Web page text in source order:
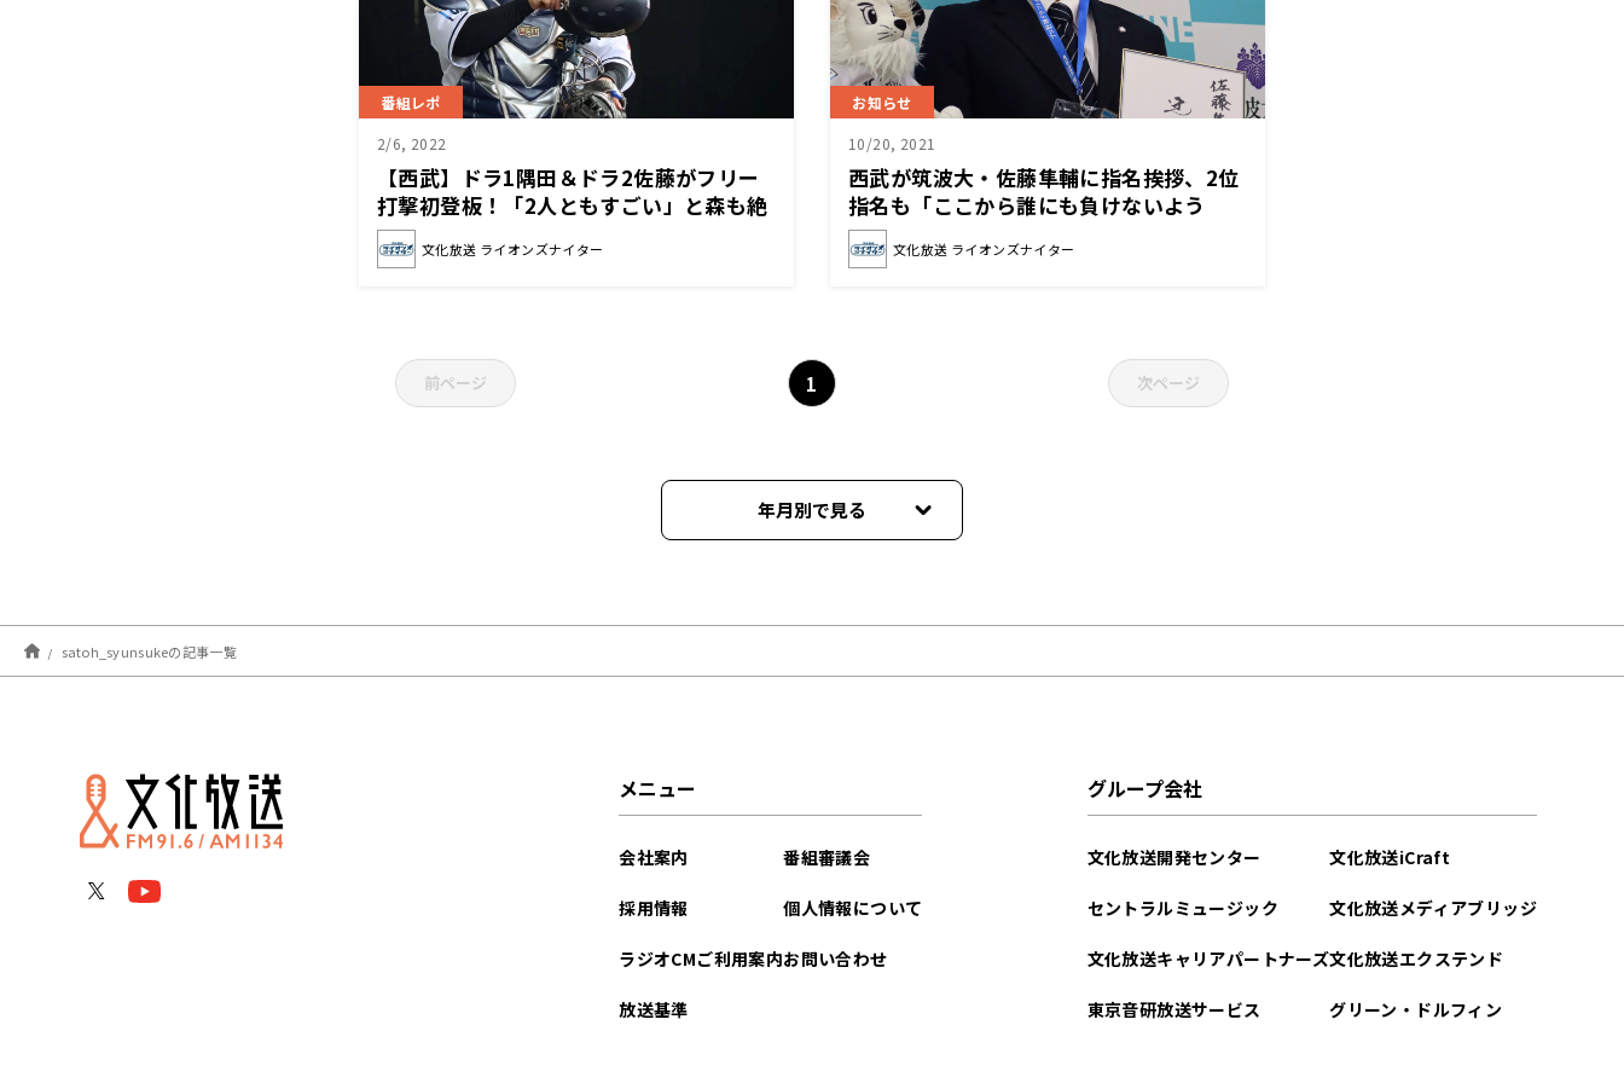
番組レポ
2/6, 2022
【西武】ドラ1隅田＆ドラ2佐藤がフリー
打撃初登板！「2人ともすごい」と森も絶
賛(ライオンズナイター)
文化放送 ライオンズナイター
お知らせ
10/20, 2021
西武が筑波大・佐藤隼輔に指名挨拶、2位
指名も「ここから誰にも負けないよう
に」(ライオンズナイター)
文化放送 ライオンズナイター
前ページ 1 次ページ
年月別で見る
satoh_syunsukeの記事一覧
メニュー
会社案内
採用情報
ラジオCMご利用案内
放送基準
番組審議会
個人情報について
お問い合わせ
グループ会社
文化放送開発センター
セントラルミュージック
文化放送キャリアパートナーズ
東京音研放送サービス
文化放送iCraft
文化放送メディアブリッジ
文化放送エクステンド
グリーン・ドルフィン